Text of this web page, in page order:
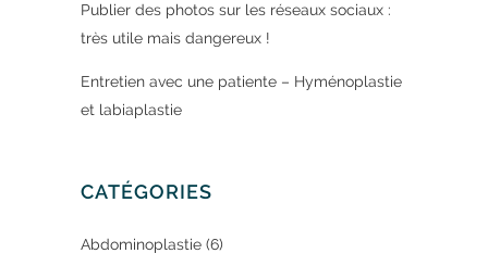
Publier des photos sur les réseaux sociaux :
très utile mais dangereux !
Entretien avec une patiente – Hyménoplastie
et labiaplastie
CATÉGORIES
Abdominoplastie (6)